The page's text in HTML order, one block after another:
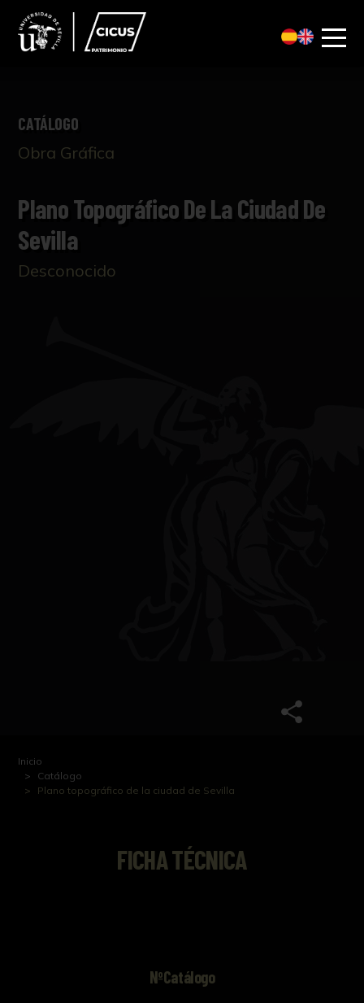
CATÁLOGO
Obra Gráfica
Plano Topográfico De La Ciudad De
Sevilla
Desconocido
Inicio
Catálogo
Plano topográfico de la ciudad de Sevilla
FICHA TÉCNICA
NºCatálogo